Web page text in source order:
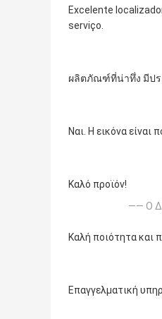
Excelente
serviço.
ผลิตภัณฑ์ที่น่าทึ่ง มีปร
Ναι. Η εικόνα είναι
Καλό προϊόν!
—— Ο
Καλή ποιότητα και
Επαγγελματική